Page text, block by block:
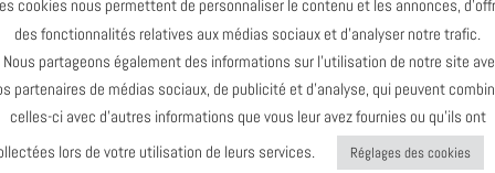
par la rédaction de JAZZ IN,qui viendra orner nos murs.
de 10 ans que l’équipe de JAZZ IN sillonne les chemins de
Des festivals aux scènes des clubs, nos reporters
prises sur le vif, comme autant de témoignages du
une sélection de clichés mettant en lumière les
cookies nous permettent de personnaliser le contenu et les annonces,
des fonctionnalités relatives aux médias sociaux et d’analyser notre trafic.
Nous partageons également des informations sur l’utilisation de notre site
partenaires de médias sociaux, de publicité et d’analyse, qui peuvent
celles-ci avec d’autres informations que vous leur avez fournies ou qu’ils ont
lors de votre utilisation de leurs services.
Réglages des cookies